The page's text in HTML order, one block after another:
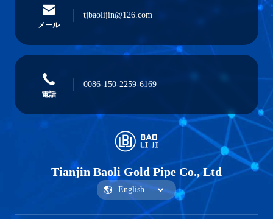
メール
tjbaolijin@126.com
電話
0086-150-2259-6169
Tianjin Baoli Gold Pipe Co., Ltd